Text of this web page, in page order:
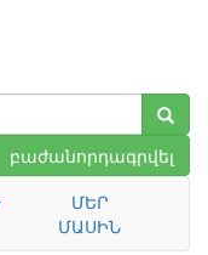
բաժանորդագրվել
ՄԵՐ
ՄԱՍԻՆ